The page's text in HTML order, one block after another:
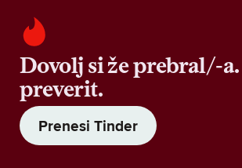
Dovolj si že prebral/-
preverit.
Prenesi Tinder